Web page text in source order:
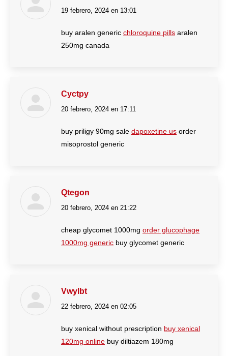
dice:
19 febrero, 2024 en 13:01
buy aralen generic chloroquine pills aralen
250mg canada
Cyctpy
dice:
20 febrero, 2024 en 17:11
buy priligy 90mg sale dapoxetine us order
misoprostol generic
Qtegon
dice:
20 febrero, 2024 en 21:22
cheap glycomet 1000mg order glucophage
1000mg generic buy glycomet generic
Vwylbt
dice:
22 febrero, 2024 en 02:05
buy xenical without prescription buy xenical
120mg online buy diltiazem 180mg